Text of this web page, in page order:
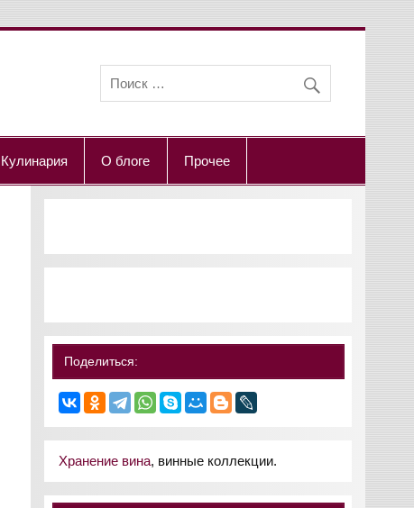
Кулинария О блоге Прочее
Поделиться:
Хранение вина, винные коллекции.